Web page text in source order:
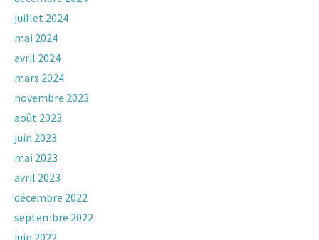
juillet 2024
mai 2024
avril 2024
mars 2024
novembre 2023
août 2023
juin 2023
mai 2023
avril 2023
décembre 2022
septembre 2022
juin 2022